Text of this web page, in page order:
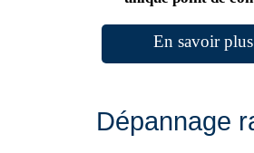
En savoir plus
Dépannage